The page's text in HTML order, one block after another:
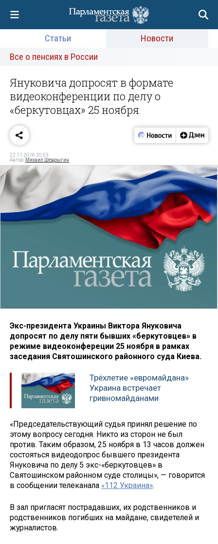
Статьи
Новости
Все о пенсиях в России
Януковича допросят в формате
видеоконференции по делу о
«беркутовцах» 25 ноября
22.11.2016 20:53
Автор: Михаил Шеврыгин
Экс-президента Украины Виктора Януковича
допросят по делу пяти бывших «беркутовцев» в
режиме видеоконфереции 25 ноября в рамках
заседания Святошинского районного суда Киева.
Трёхлетие «евромайдана»
Украина встречает
гривномайданами
«Председательствующий судья принял решение по
этому вопросу сегодня. Никто из сторон не был
против. Таким образом, 25 ноября в 13 часов должен
состояться видеодопрос бывшего президента
Януковича по делу 5 экс-«беркутовцев» в
Святошинском районном суде столицы», — говорится
в сообщении телеканала «112 Украина».
В зал пригласят пострадавших, их родственников и
родственников погибших на майдане, свидетелей и
журналистов.